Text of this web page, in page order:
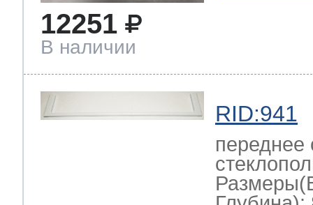
12251
В наличии
RID:941